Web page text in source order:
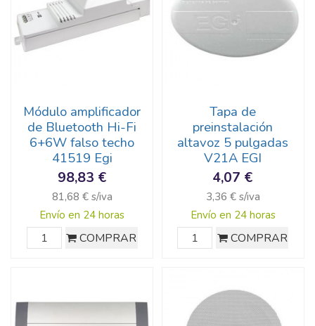
Módulo amplificador
de Bluetooth Hi-Fi
6+6W falso techo
41519 Egi
98,83 €
81,68 € s/iva
Envío en 24 horas
COMPRAR
Tapa de
preinstalación
altavoz 5 pulgadas
V21A EGI
4,07 €
3,36 € s/iva
Envío en 24 horas
COMPRAR